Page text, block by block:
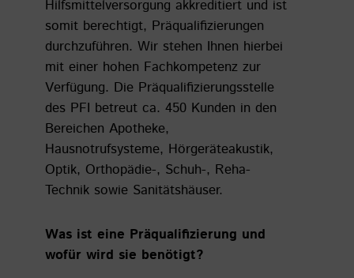
Hilfsmittelversorgung akkreditiert und ist
somit berechtigt, Präqualifizierungen
durchzuführen. Wir stehen Ihnen hierbei
mit einer hohen Fachkompetenz zur
Verfügung. Die Präqualifizierungsstelle
des PFI betreut ca. 450 Kunden in den
Bereichen Apotheke,
Hausnotrufsysteme, Hörgeräteakustik,
Optik, Orthopädie-, Schuh-, Reha-
Technik sowie Sanitätshäuser.
Was ist eine Präqualifizierung und
wofür wird sie benötigt?